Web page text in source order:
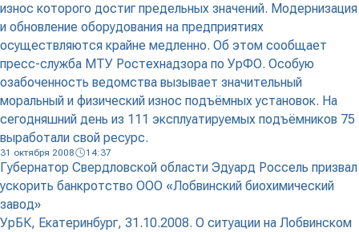
износ которого достиг предельных значений. Модернизация
и обновление оборудования на предприятиях
осуществляются крайне медленно. Об этом сообщает
пресс-служба МТУ Ростехнадзора по УрФО. Особую
озабоченность ведомства вызывает значительный
моральный и физический износ подъёмных установок. На
сегодняшний день из 111 эксплуатируемых подъёмников 75
выработали свой ресурс.
31 октября 2008 14:37
Губернатор Свердловской области Эдуард Россель призвал
ускорить банкротство ООО «Лобвинский биохимический
завод»
УрБК, Екатеринбург, 31.10.2008. О ситуации на Лобвинском